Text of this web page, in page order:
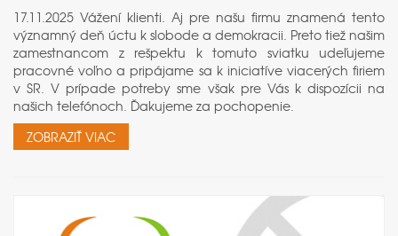
17.11.2025 Vážení klienti. Aj pre našu firmu znamená tento
významný deň úctu k slobode a demokracii. Preto tiež našim
zamestnancom z rešpektu k tomuto sviatku udeľujeme
pracovné voľno a pripájame sa k iniciatíve viacerých firiem
v SR. V prípade potreby sme však pre Vás k dispozícii na
našich telefónoch. Ďakujeme za pochopenie.
ZOBRAZIŤ VIAC